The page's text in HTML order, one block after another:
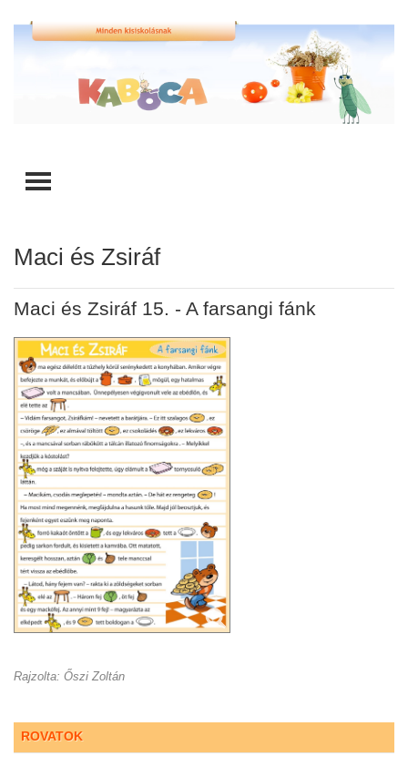
TOGGLE MENU
Maci és Zsiráf
Maci és Zsiráf 15. - A farsangi fánk
Rajzolta: Őszi Zoltán
ROVATOK